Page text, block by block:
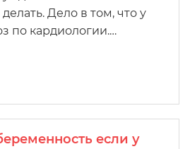
Дело в том, что у
по кардиологии.…
если у